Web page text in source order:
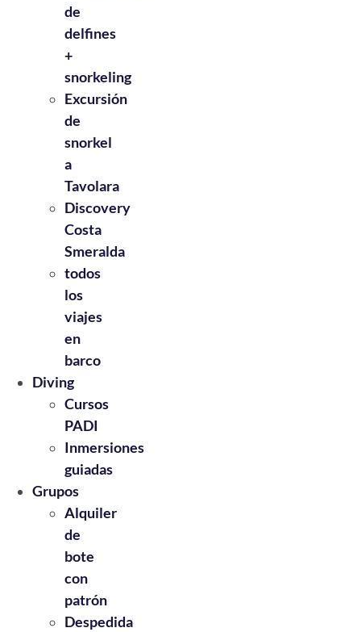
de
delfines
+
snorkeling
Excursión
de
snorkel
a
Tavolara
Discovery
Costa
Smeralda
todos
los
viajes
en
barco
Diving
Cursos
PADI
Inmersiones
guiadas
Grupos
Alquiler
de
bote
con
patrón
Despedida